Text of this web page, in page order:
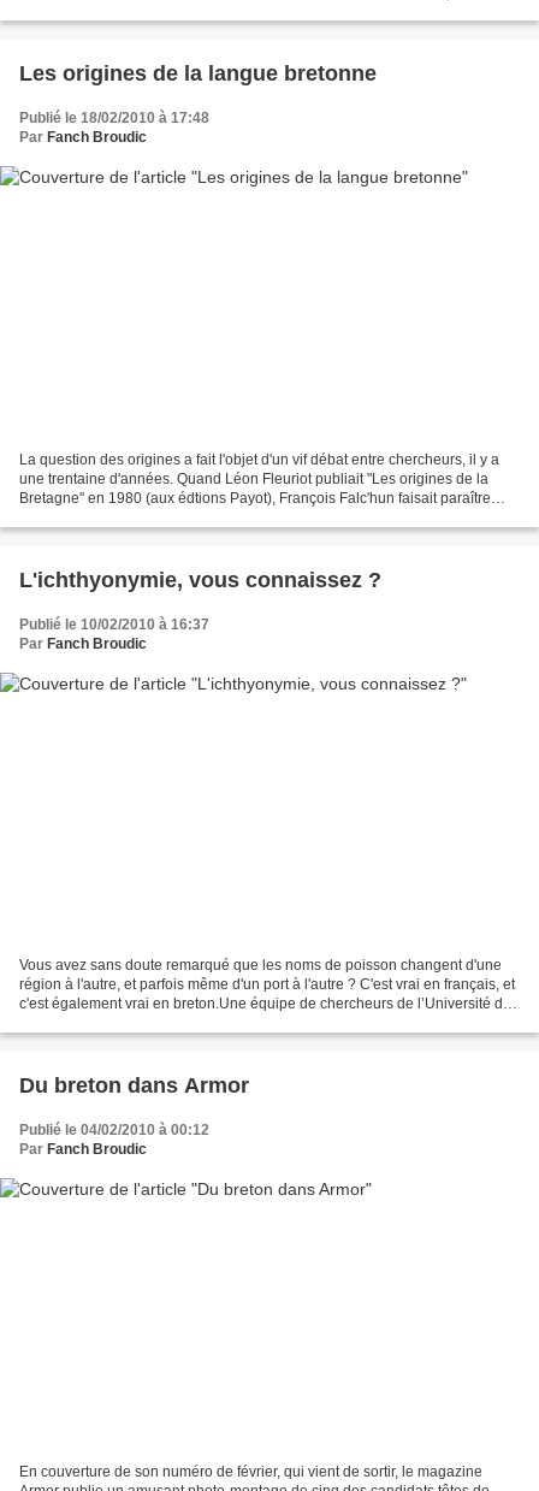
Les origines de la langue bretonne
Publié le 18/02/2010 à 17:48
Par Fanch Broudic
La question des origines a fait l'objet d'un vif débat entre chercheurs, il y a
une trentaine d'années. Quand Léon Fleuriot publiait "Les origines de la
Bretagne" en 1980 (aux édtions Payot), François Falc'hun faisait paraître
L'ichthyonymie, vous connaissez ?
Publié le 10/02/2010 à 16:37
Par Fanch Broudic
Vous avez sans doute remarqué que les noms de poisson changent d'une
région à l'autre, et parfois même d'un port à l'autre ? C'est vrai en français, et
c'est également vrai en breton.Une équipe de chercheurs de l’Université de
Du breton dans Armor
Publié le 04/02/2010 à 00:12
Par Fanch Broudic
En couverture de son numéro de février, qui vient de sortir, le magazine